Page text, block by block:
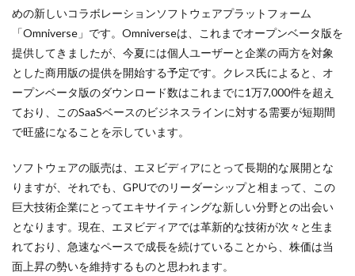
めの新しいコラボレーションソフトウェアプラットフォーム
「Omniverse」です。Omniverseは、これまでオープンベータ版を
提供してきましたが、今夏には個人ユーザーと企業の両方を対象
とした商用版の提供を開始する予定です。クレス氏によると、オ
ープンベータ版のダウンロード数はこれまでに1万7,000件を超え
ており、このSaaSベースのビジネスラインに対する需要が短期間
で旺盛になることを示しています。
ソフトウェアの販売は、エヌビディアにとって長期的な展開とな
りますが、それでも、GPUでのリーダーシップと相まって、この
巨大技術企業にとってエキサイティングな新しい分野との出会い
となります。現在、エヌビディアでは革新的な技術が次々と生ま
れており、急速なペースで成長を続けていることから、株価は当
面上昇の勢いを維持するものと思われます。